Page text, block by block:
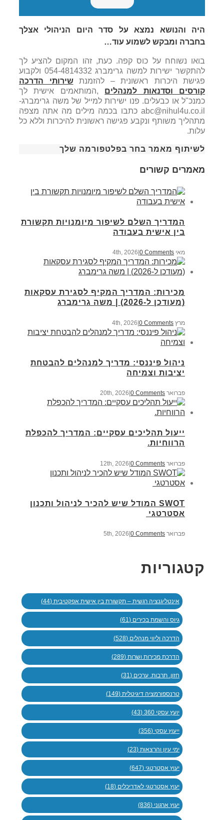
היה והנושא נמצא על סדר היום הניהולי אצלך
בחברה ומבקש לשמוע עוד…
בואו נשוחח על כוס קפה. כעת, זהו המקום להציע לך
להתקשר ישירות למשה גרימברג 054-4814332 ולקבוע
פגישת היכרות ראשונית – להזמנתשירותי הדרכה
קורסים וסדנאות למנהלים ,המותאמים אישית לך
כמנכ"ל או כבעלים. פנו ישירות למייל של משה גרימברג-
abc@nihul4u.co.il כתבו בכמה מילים מה אתה מצפה
מתהליך משותף ונקבע פגישה ראשונית להיכרות וללא כל
עלות.
לשיתוף מאמר בחר בפלטפורמה שלך
מאמרים קשורים
המדריך השלם לשיפור מיומנויות תקשורת
בין אישית בעבודה
מאי 4th, 2026 0 Comments
מכירות: המדריך המקיף לסגירת עסקאות
(מעודכן ל-2026) | משה גרימברג
מרץ 4th, 2026 |0 Comments
ניהול פיננסי: מדריך למנהלים להבטחת
יציבות וצמיחה
פברואר 20th, 2026 0 Comments
ייעול תהליכים עסקיים: המדריך להכפלת
הרווחיות.
פברואר 12th, 2026 |0 Comments
SWOT המודל שיש להכיר לניהול ותכנון
אסטרטגי
פברואר 5th, 2026 0 Comments
קטגוריות
אינטליגנציה רגשית – תקשורת בין אישית אפקטיבית (44)
גיוס והשמת בכירים (61)
הדרכה וליווי מנהלים (528)
הדרכת מכירות ושרות (289)
חזון. תרבות. ערכים (31)
טרנספורמציה דיגיטלית (149)
יועץ עסקי 360 (43)
ייעוץ עסקי (356)
ימי עיון והרצאות (23)
יעוץ אסטרטגי (647)
יעוץ אסטרטגי לאדריכלים (18)
יעוץ ארגוני (836)